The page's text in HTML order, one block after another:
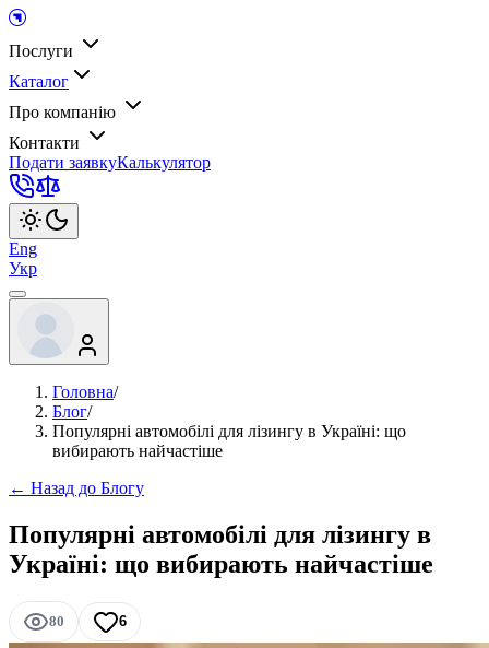
Послуги
Каталог
Про компанію
Контакти
Подати заявкуКалькулятор
Eng
Укр
Головна/
Блог/
Популярні автомобілі для лізингу в Україні: що
вибирають найчастіше
← Назад до Блогу
Популярні автомобілі для лізингу в
Україні: що вибирають найчастіше
80 6